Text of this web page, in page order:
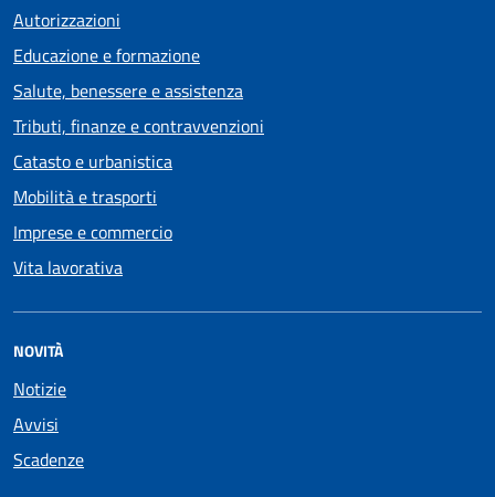
Autorizzazioni
Educazione e formazione
Salute, benessere e assistenza
Tributi, finanze e contravvenzioni
Catasto e urbanistica
Mobilità e trasporti
Imprese e commercio
Vita lavorativa
NOVITÀ
Notizie
Avvisi
Scadenze